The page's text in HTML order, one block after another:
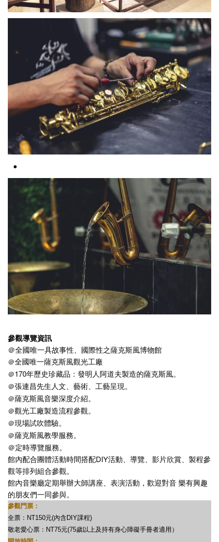
參觀導覽資訊
＠全國唯一具故事性、國際性之薩克斯風博物館
＠全國唯一薩克斯風觀光工廠
＠170年歷史珍藏品：發明人阿道夫製造的薩克斯風。
＠張連昌先生人文、藝術、工藝呈現。
＠薩克斯風音樂深度介紹。
＠觀光工廠製造流程參觀。
＠現場試吹體驗。
＠薩克斯風教學服務。
＠定時導覽服務。
館內配合團體活動時間搭配DIY活動、導覽、影片欣賞、製程參
觀等排列組合參觀。
館內音樂廳定期舉辦大師講座、表演活動，歡迎對音 樂有興趣
的朋友們一同參與。
參觀門票：
全票：NT150元(內含DIY課程)
敬老愛心票：NT75元(75歲以上及持有身心障礙手冊者適用）